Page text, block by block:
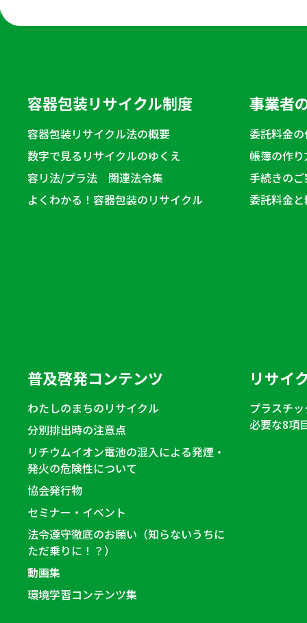
容器包装リサイクル制度
容器包装リサイクル法の概要
数字で見るリサイクルのゆくえ
容リ法/プラ法 関連法令集
よくわかる！容器包装のリサイクル
事業者
委託料金
帳簿の作
手続きの
委託料金
普及啓発コンテンツ
わたしのまちのリサイクル
分別排出時の注意点
リチウムイオン電池の混入による発煙・
発火の危険性について
協会発行物
セミナー・イベント
法令遵守徹底のお願い（知らないうちに
ただ乗りに！？）
動画集
環境学習コンテンツ集
リサイ
プラスチ
必要な8項